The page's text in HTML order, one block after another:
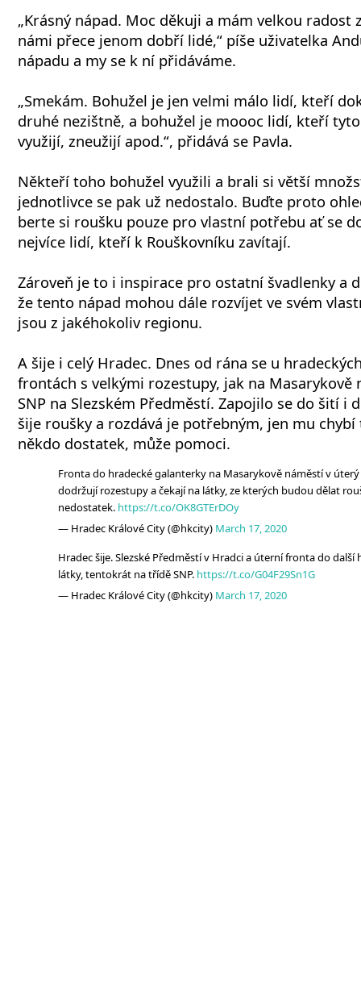
„Krásný nápad. Moc děkuji a mám velkou radost
námi přece jenom dobří lidé,“ píše uživatelka
nápadu a my se k ní přidáváme.
„Smekám. Bohužel je jen velmi málo lidí, kteří
druhé nezištně, a bohužel je moooc lidí, kteří
využijí, zneužijí apod.“, přidává se Pavla.
Někteří toho bohužel využili a brali si větší
jednotlivce se pak už nedostalo. Buďte proto
berte si roušku pouze pro vlastní potřebu ať se
nejvíce lidí, kteří k Rouškovníku zavítají.
Zároveň je to i inspirace pro ostatní švadlenky a
že tento nápad mohou dále rozvíjet ve svém
jsou z jakéhokoliv regionu.
A šije i celý Hradec. Dnes od rána se u
frontách s velkými rozestupy, jak na
SNP na Slezském Předměstí. Zapojilo se do šití i
šije roušky a rozdává je potřebným, jen mu
někdo dostatek, může pomoci.
Fronta do hradecké galanterky na Masarykově náměstí v
dodržují rozestupy a čekají na látky, ze kterých budou dělat
nedostatek. https://t.co/OK8GTErDOy
— Hradec Králové City (@hkcity) March 17, 2020
Hradec šije. Slezské Předměstí v Hradci a úterní fronta do
látky, tentokrát na třídě SNP. https://t.co/G04F29Sn1G
— Hradec Králové City (@hkcity) March 17, 2020